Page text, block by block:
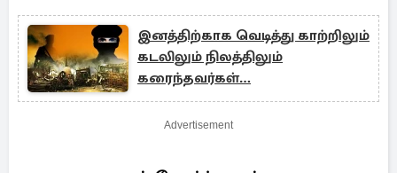
இனத்திற்காக வெடித்து காற்றிலும்
கடலிலும் நிலத்திலும்
கரைந்தவர்கள்…
Advertisement